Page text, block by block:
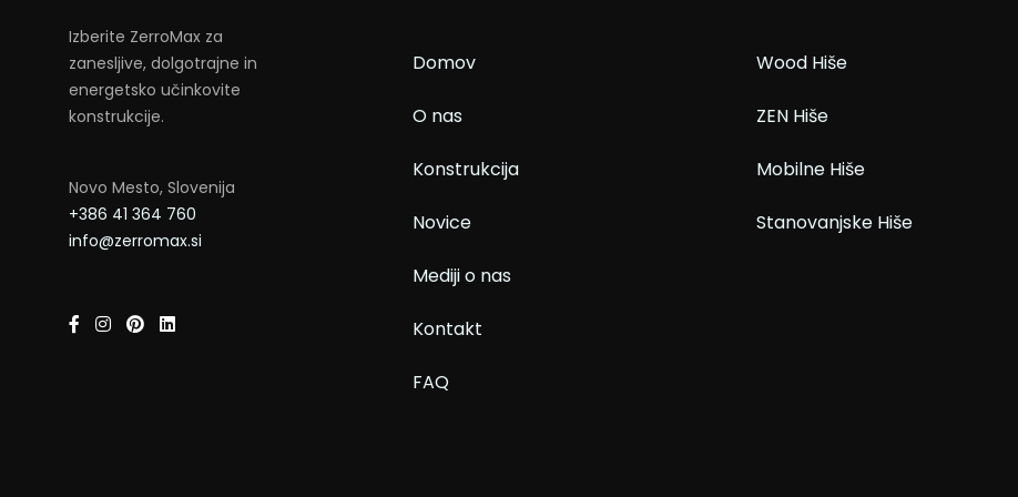
Izberite ZerroMax za
zanesljive, dolgotrajne in
energetsko učinkovite
konstrukcije.
Novo Mesto, Slovenija
+386 41 364 760
info@zerromax.si
Domov
O nas
Konstrukcija
Novice
Mediji o nas
Kontakt
FAQ
Wood Hiše
ZEN Hiše
Mobilne Hiše
Stanovanjske Hiše